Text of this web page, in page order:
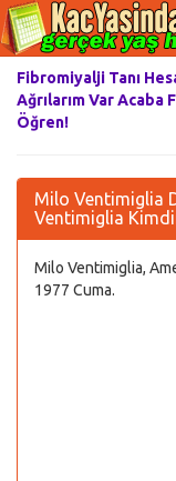
Fibromiyalji Tanı
Ağrılarım Var Acaba
Öğren!
Milo Ventimiglia
Ventimiglia
Milo Ventimiglia,
1977 Cuma.